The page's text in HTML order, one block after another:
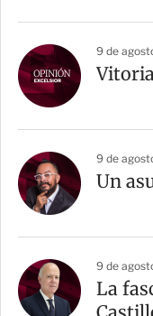
9 de
9 de
Un
9 de
La